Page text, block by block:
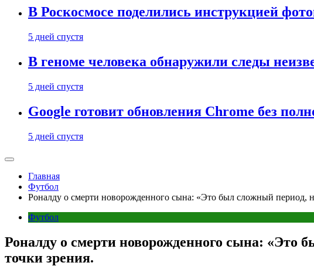
В Роскосмосе поделились инструкцией
5 дней спустя
В геноме человека обнаружили следы
5 дней спустя
Google готовит обновления Chrome без
5 дней спустя
Главная
Футбол
Роналду о смерти новорожденного сына: «Это был сложный период,
Футбол
Роналду о смерти новорожденного сына: «Это
точки зрения.